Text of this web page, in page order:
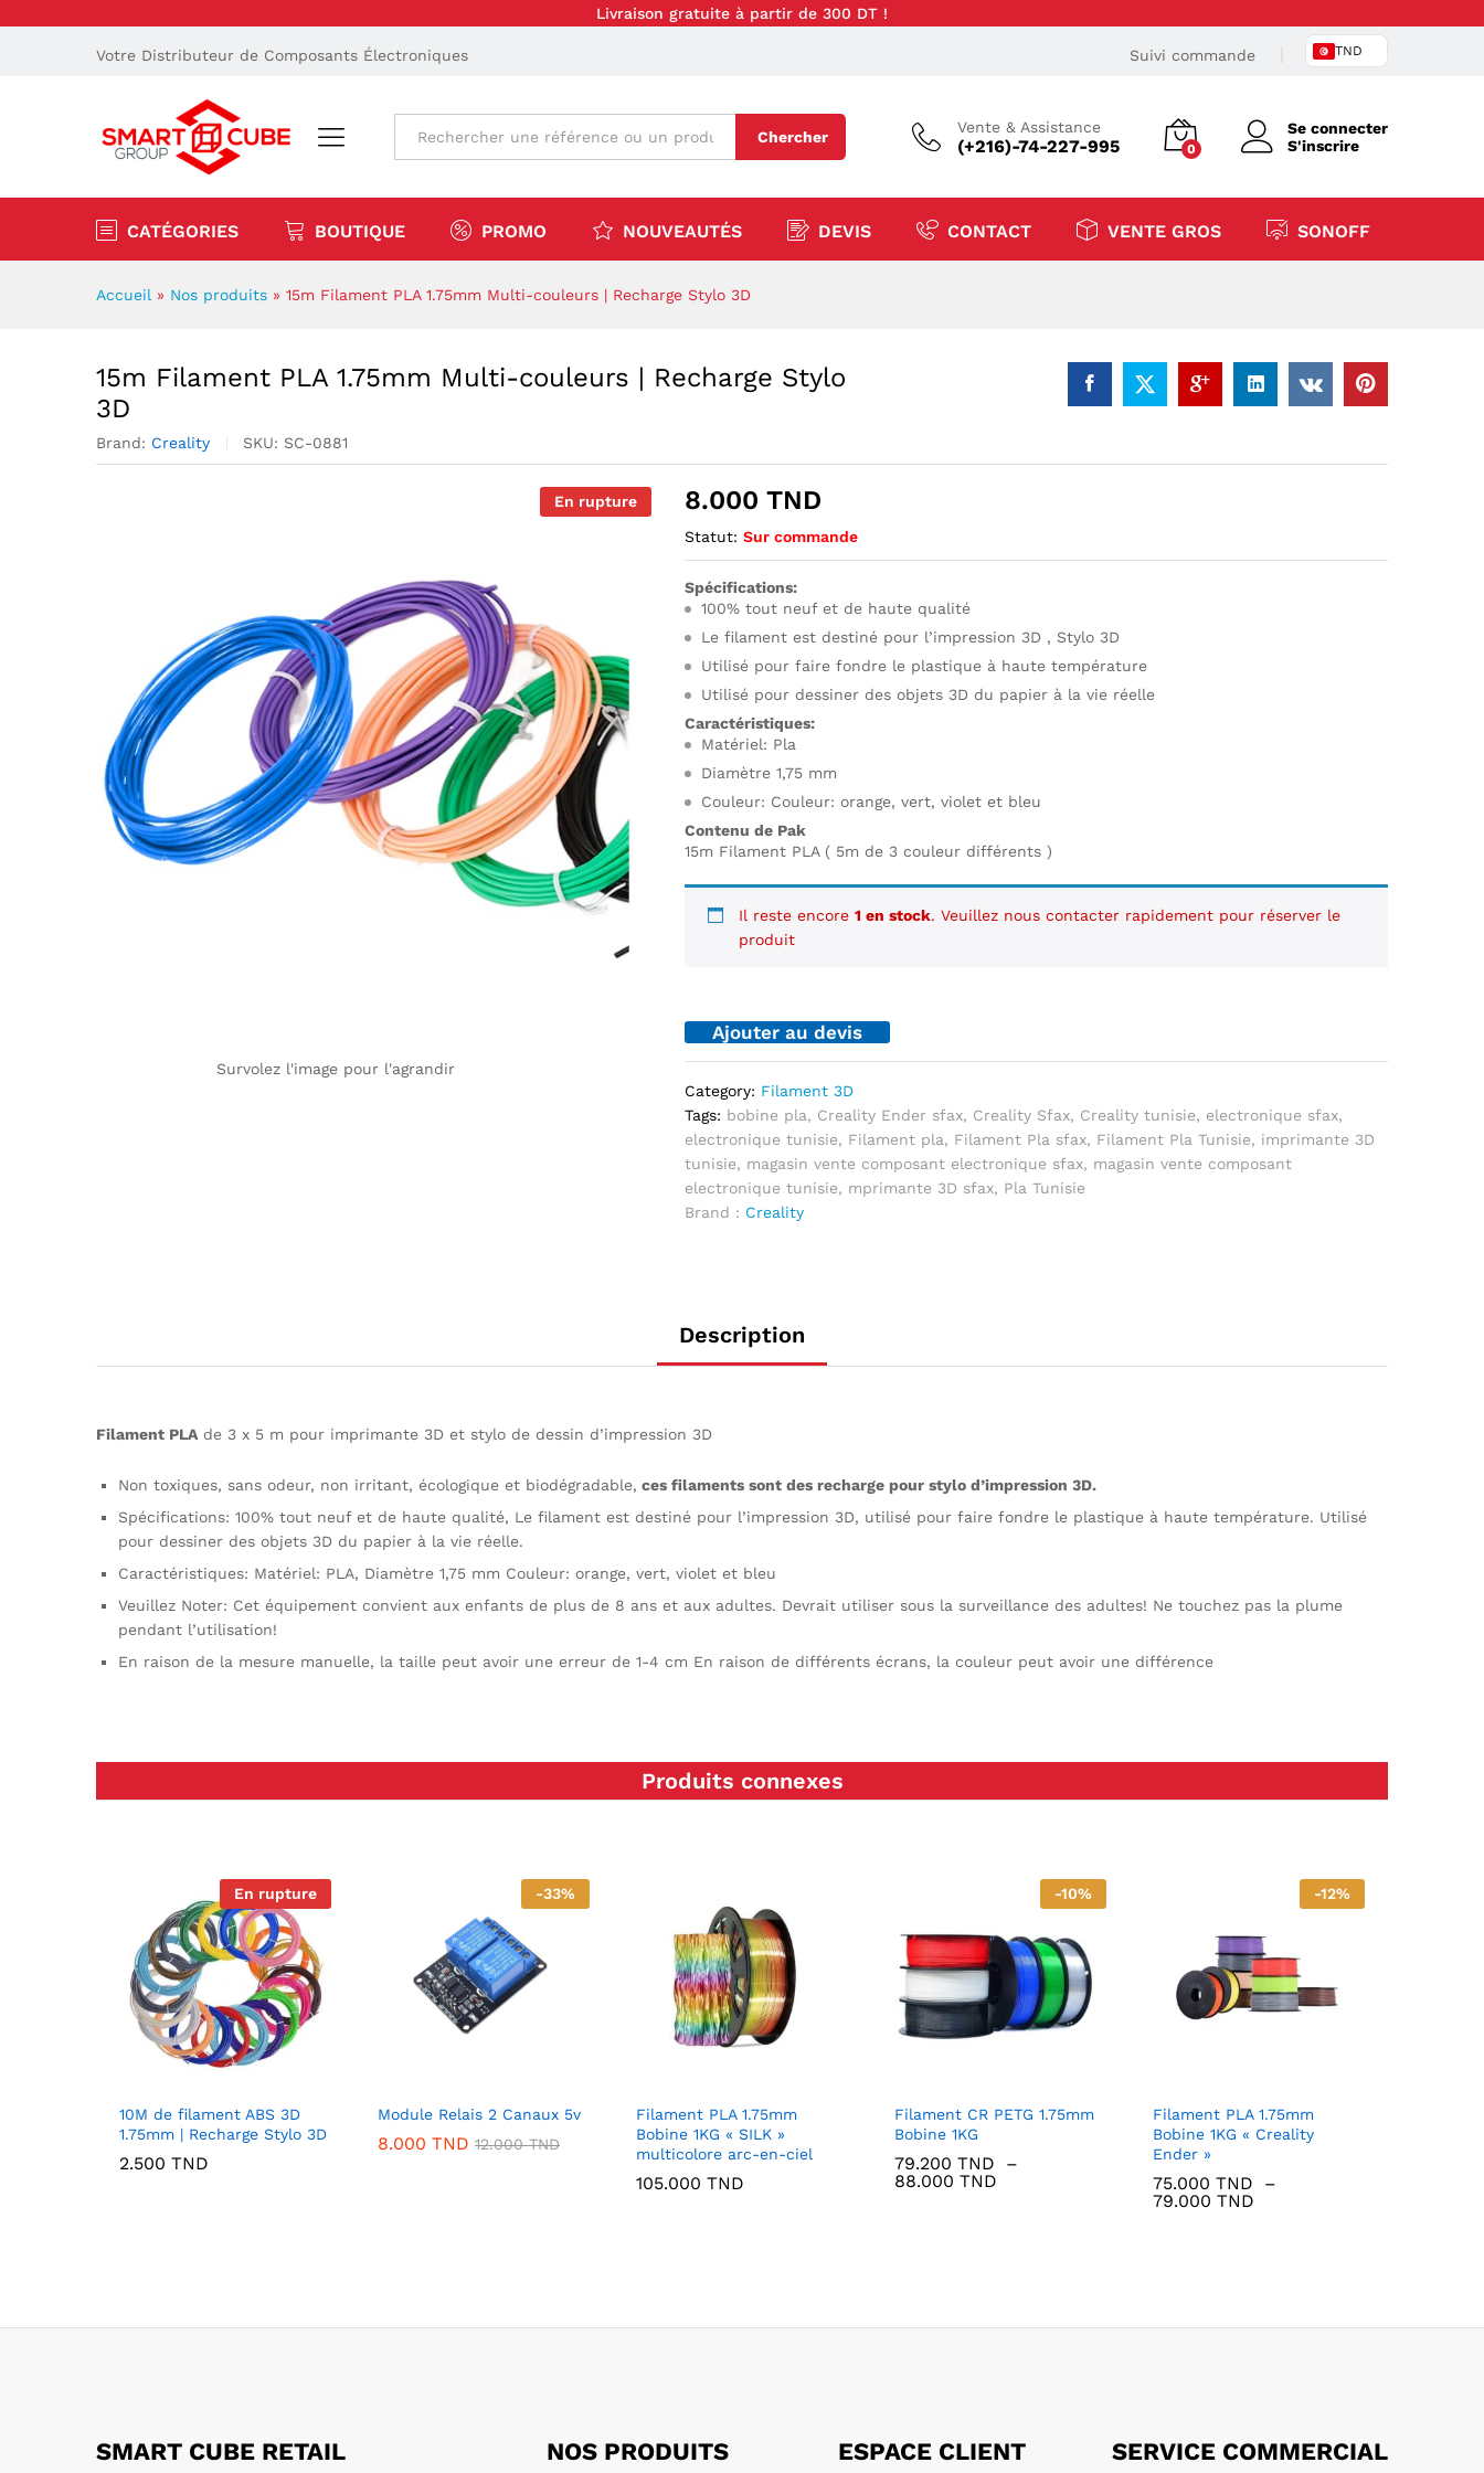
Livraison gratuite à partir de 300 DT !
Votre Distributeur de Composants Électroniques Suivi commande TND
Tout Chercher
Vente & Assistance
(+216)-74-227-995 0
Se connecter
S'inscrire
CATÉGORIES BOUTIQUE PROMO NOUVEAUTÉS DEVIS CONTACT VENTE GROS SONOFF
Accueil » Nos produits » 15m Filament PLA 1.75mm Multi-couleurs | Recharge Stylo 3D
15m Filament PLA 1.75mm Multi-couleurs | Recharge Stylo
3D
Brand: Creality SKU: SC-0881
En rupture
Survolez l'image pour l'agrandir
8.000TND
Statut: Sur commande
Spécifications:
100% tout neuf et de haute qualité
Le filament est destiné pour l’impression 3D , Stylo 3D
Utilisé pour faire fondre le plastique à haute température
Utilisé pour dessiner des objets 3D du papier à la vie réelle
Caractéristiques:
Matériel: Pla
Diamètre 1,75 mm
Couleur: Couleur: orange, vert, violet et bleu
Contenu de Pak
15m Filament PLA ( 5m de 3 couleur différents )
Il reste encore1 en stock. Veuillez nous contacter rapidement pour réserver le
produit
Ajouter au devis
Category: Filament 3D
Tags: bobine pla, Creality Ender sfax, Creality Sfax, Creality tunisie, electronique sfax,
electronique tunisie, Filament pla, Filament Pla sfax, Filament Pla Tunisie, imprimante 3D
tunisie, magasin vente composant electronique sfax, magasin vente composant
electronique tunisie, mprimante 3D sfax, Pla Tunisie
Brand : Creality
Description
Filament PLAde 3 x 5 m pour imprimante 3D et stylo de dessin d’impression 3D
Non toxiques, sans odeur, non irritant, écologique et biodégradable, ces filaments sont des recharge pour stylo d’impression 3D.
Spécifications: 100% tout neuf et de haute qualité, Le filament est destiné pour l’impression 3D, utilisé pour faire fondre le plastique à haute température. Utilisé
pour dessiner des objets 3D du papier à la vie réelle.
Caractéristiques: Matériel: PLA, Diamètre 1,75 mm Couleur: orange, vert, violet et bleu
Veuillez Noter: Cet équipement convient aux enfants de plus de 8 ans et aux adultes. Devrait utiliser sous la surveillance des adultes! Ne touchez pas la plume
pendant l’utilisation!
En raison de la mesure manuelle, la taille peut avoir une erreur de 1-4 cm En raison de différents écrans, la couleur peut avoir une différence
Produits connexes
En rupture
10M de filament ABS 3D
1.75mm | Recharge Stylo 3D
2.500 TND
-33%
Module Relais 2 Canaux 5v
8.000 TND 12.000TND
Filament PLA 1.75mm
Bobine 1KG « SILK »
multicolore arc-en-ciel
105.000 TND
-10%
Filament CR PETG 1.75mm
Bobine 1KG
79.200 TND
–
88.000 TND
-12%
Filament PLA 1.75mm
Bobine 1KG « Creality
Ender »
75.000 TND
–
79.000 TND
SMART CUBE RETAIL NOS PRODUITS ESPACE CLIENT SERVICE COMMERCIAL